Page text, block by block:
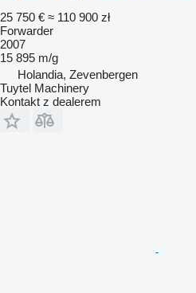
25 750 € ≈ 110 900 zł
Forwarder
2007
15 895 m/g
Holandia, Zevenbergen
Tuytel Machinery
Kontakt z dealerem